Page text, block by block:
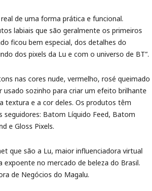
de uma forma prática e funcional.
labiais que são geralmente os primeiros
ficou bem especial, dos detalhes do
dos pixels da Lu e com o universo de BT”.
nas cores nude, vermelho, rosé queimado
sozinho para criar um efeito brilhante
textura e a cor deles. Os produtos têm
seguidores: Batom Líquido Feed, Batom
e Gloss Pixels.
que são a Lu, maior influenciadora virtual
no mercado de beleza do Brasil.
de Negócios do Magalu.